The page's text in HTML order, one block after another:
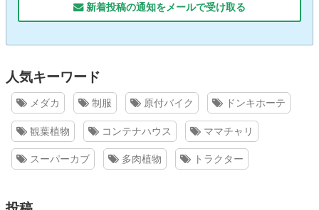
新着投稿の通知をメールで受け取る
人気キーワード
メダカ 制服 原付バイク ドンキホーテ
観葉植物 コンテナハウス ママチャリ
スーパーカブ 多肉植物 トラクター